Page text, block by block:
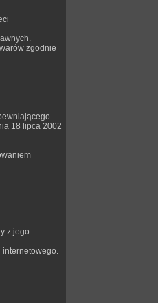
zgodnie
18 lipca 2002
z jego
internetowego.